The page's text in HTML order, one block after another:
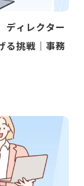
ディレクター
る挑戦｜事務